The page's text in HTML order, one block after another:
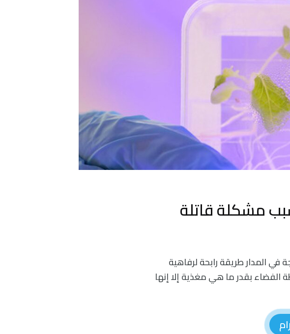
مشكلة قاتلة
في المدار طريقة رابحة لرفاهية
الفضاء بقدر ما هي مغذية إلا إنها